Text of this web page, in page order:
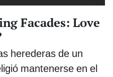
Facades: Love
herederas de un
mantenerse en el